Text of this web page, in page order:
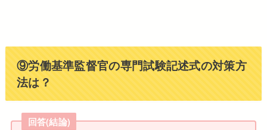
⑨労働基準監督官の専門試験記述式の対策方
法は？
回答(結論)